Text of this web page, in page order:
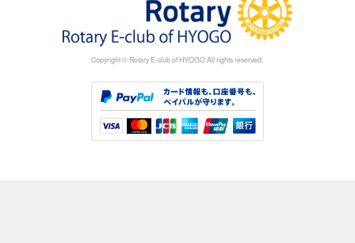
Copyright © Rotary E-club of HYOGO All rights reserved.